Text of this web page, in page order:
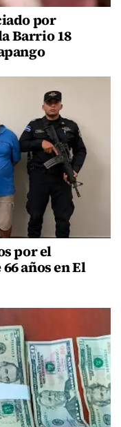
por
Barrio 18
por el
años en El